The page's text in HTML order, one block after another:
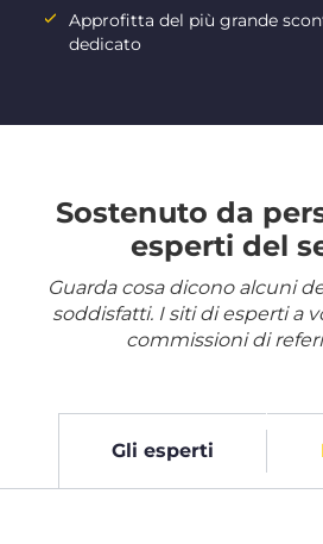
Approfitta del più grande
dedicato
Sostenuto da
esperti del
Guarda cosa dicono alcuni
soddisfatti. I siti di esperti a
commissioni di
Gli esperti